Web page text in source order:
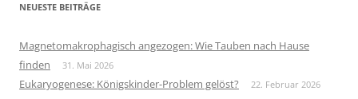
NEUESTE BEITRÄGE
Magnetomakrophagisch angezogen: Wie Tauben nach Hause
finden
31. Mai 2026
Eukaryogenese: Königskinder-Problem gelöst? 22. Februar 2026